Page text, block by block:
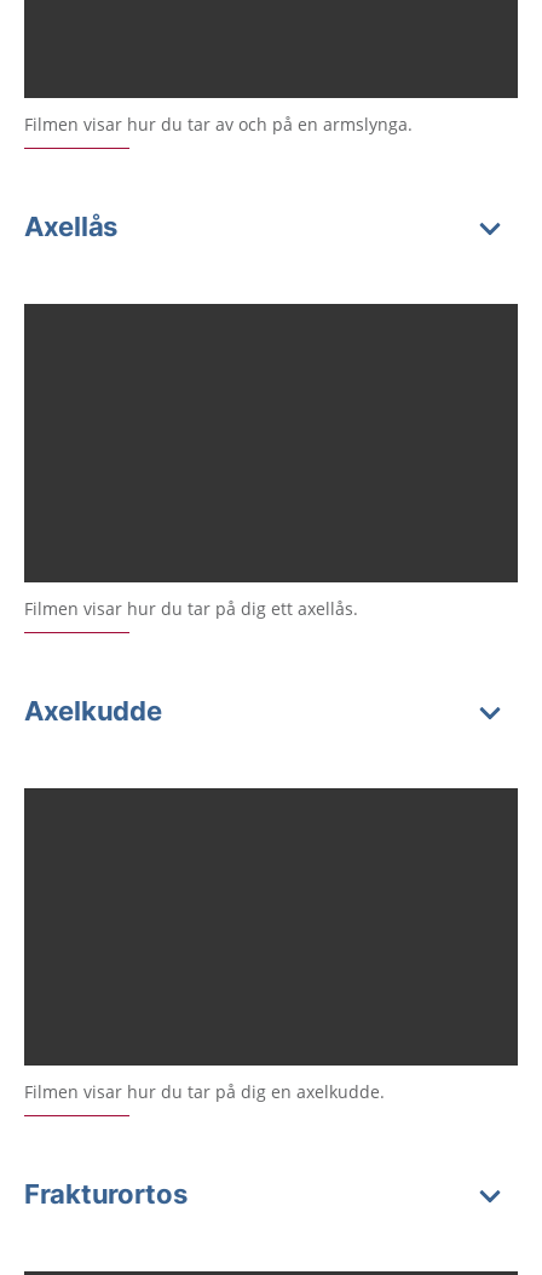
Filmen visar hur du tar av och på en armslynga.
Axellås
Filmen visar hur du tar på dig ett axellås.
Axelkudde
Filmen visar hur du tar på dig en axelkudde.
Frakturortos